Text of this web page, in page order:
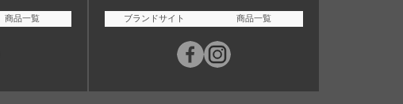
商品一覧 ブランドサイト 商品一覧